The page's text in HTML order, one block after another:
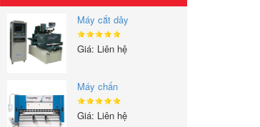
Máy cắt dây
Giá: Liên hệ
Máy chấn
Giá: Liên hệ